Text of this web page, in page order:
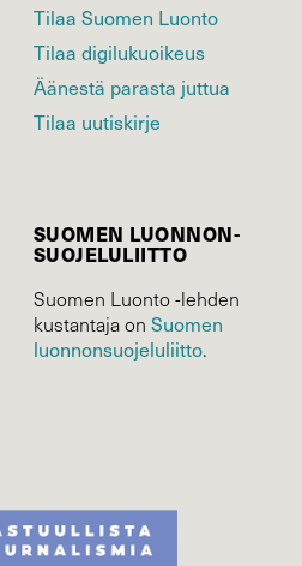
Tilaa Suomen Luonto
Tilaa digilukuoikeus
Äänestä parasta juttua
Tilaa uutiskirje
SUOMEN LUONNON­
SUOJELU­LIITTO
Suomen Luonto -lehden
kustantaja on Suomen
luonnonsuojelu­liitto.